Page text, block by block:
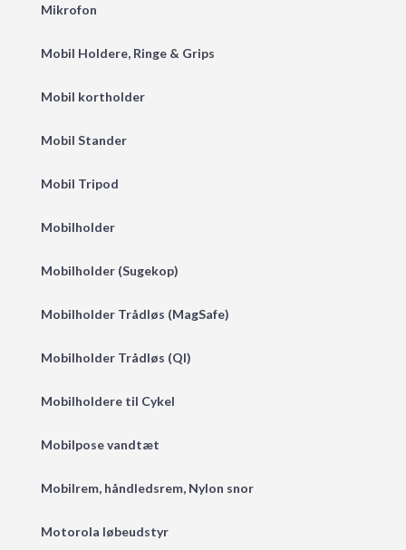
Mikrofon
Mobil Holdere, Ringe & Grips
Mobil kortholder
Mobil Stander
Mobil Tripod
Mobilholder
Mobilholder (Sugekop)
Mobilholder Trådløs (MagSafe)
Mobilholder Trådløs (QI)
Mobilholdere til Cykel
Mobilpose vandtæt
Mobilrem, håndledsrem, Nylon snor
Motorola løbeudstyr